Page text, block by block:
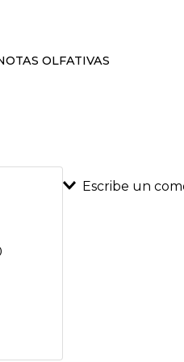
OLFATIVAS
Escribe un